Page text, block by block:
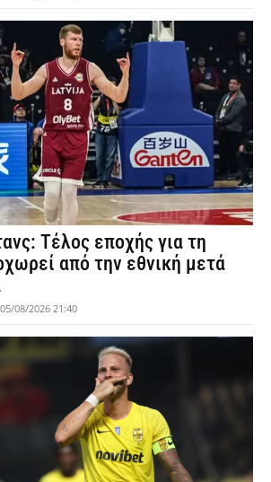
Τέλος εποχής για τη
από την εθνική μετά
05/08/2026 21:40